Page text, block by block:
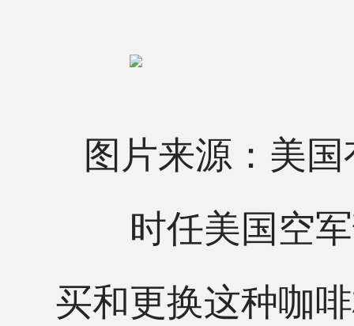
图片来源：美
时任美国空军
买和更换这种咖